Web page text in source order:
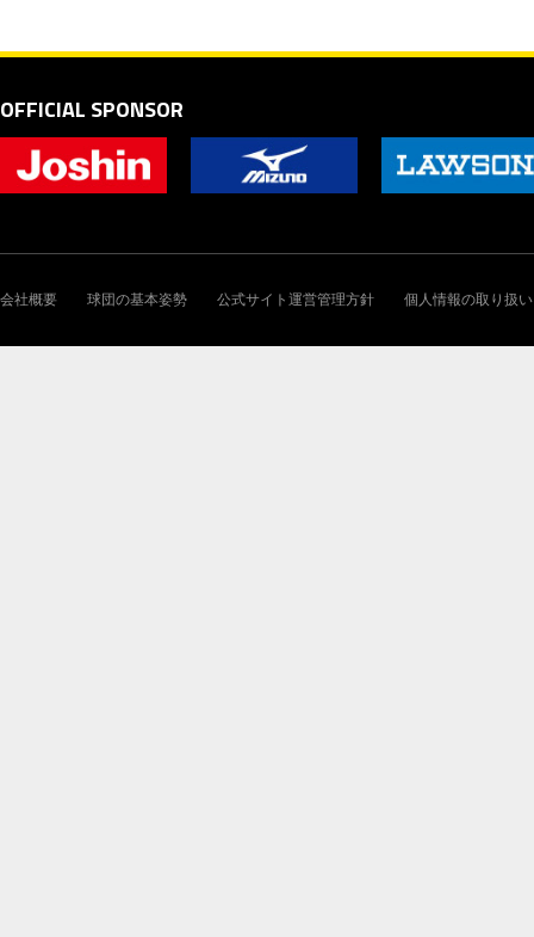
OFFICIAL SPONSOR
会社概要 球団の基本姿勢 公式サイト運営管理方針 個人情報の取り扱い